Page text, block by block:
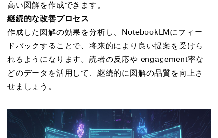
高い図解を作成できます。
継続的な改善プロセス
作成した図解の効果を分析し、NotebookLMにフィー
ドバックすることで、将来的により良い提案を受けら
れるようになります。読者の反応や engagement率な
どのデータを活用して、継続的に図解の品質を向上さ
せましょう。